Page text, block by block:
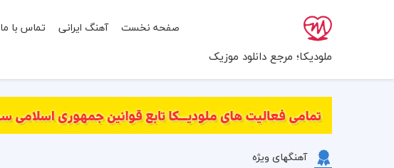
ملودیکا؛ مرجع دانلود موزیک
صفحه نخست آهنگ ایرانی تماس با ما
آهنگهای ویژه